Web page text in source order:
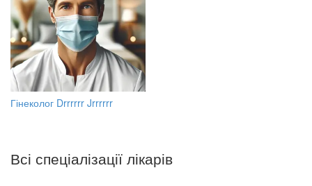
Гінеколог Drrrrrr Jrrrrrr
Всі спеціалізації лікарів